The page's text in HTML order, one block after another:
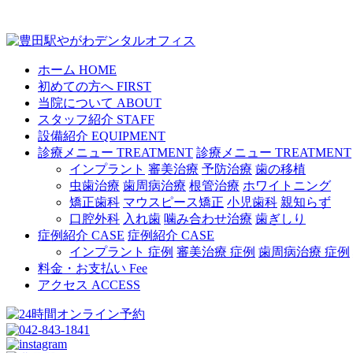
ホーム HOME
初めての方へ FIRST
当院について ABOUT
スタッフ紹介 STAFF
設備紹介 EQUIPMENT
診療メニュー TREATMENT 診療メニュー TREATMENT
インプラント 審美治療 予防治療 歯の移植
虫歯治療 歯周病治療 根管治療 ホワイトニング
矯正歯科 マウスピース矯正 小児歯科 親知らず
口腔外科 入れ歯 噛み合わせ治療 歯ぎしり
症例紹介 CASE 症例紹介 CASE
インプラント 症例 審美治療 症例 歯周病治療 症例
料金・お支払い Fee
アクセス ACCESS